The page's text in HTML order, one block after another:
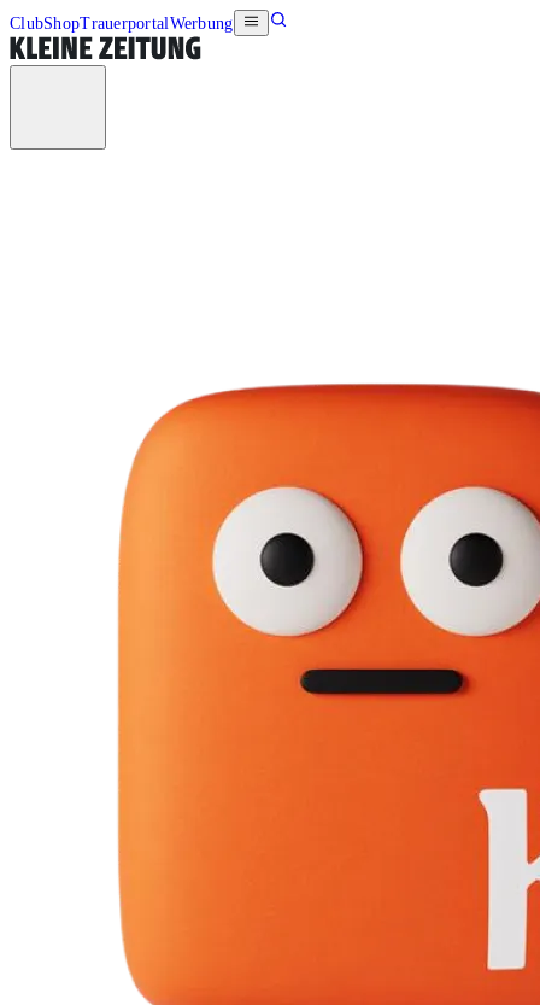
ClubShopTrauerportalWerbung